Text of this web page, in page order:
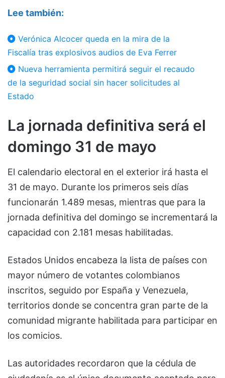
Lee también:
Verónica Alcocer queda en la mira de la
Fiscalía tras explosivos audios de Eva Ferrer
Nueva herramienta permitirá seguir el recaudo
de la seguridad social sin hacer solicitudes al
Estado
La jornada definitiva será el
domingo 31 de mayo
El calendario electoral en el exterior irá hasta el
31 de mayo. Durante los primeros seis días
funcionarán 1.489 mesas, mientras que para la
jornada definitiva del domingo se incrementará la
capacidad con 2.181 mesas habilitadas.
Estados Unidos encabeza la lista de países con
mayor número de votantes colombianos
inscritos, seguido por España y Venezuela,
territorios donde se concentra gran parte de la
comunidad migrante habilitada para participar en
los comicios.
Las autoridades recordaron que la cédula de